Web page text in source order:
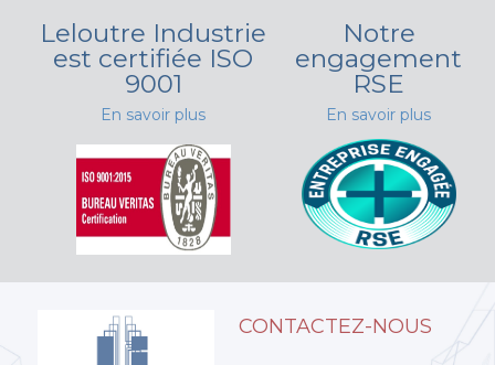
Leloutre Industrie
est certifiée ISO
9001
En savoir plus
Notre
engagement
RSE
En savoir plus
CONTACTEZ-NOUS